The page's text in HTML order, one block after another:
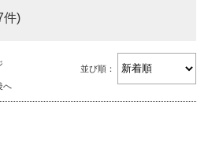
件)
へ
並び順：